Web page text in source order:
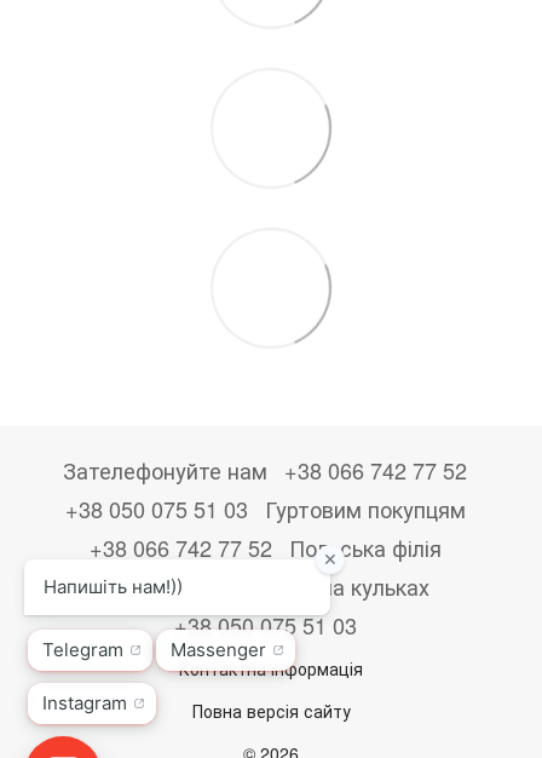
Зателефонуйте нам
+38 066 742 77 52
+38 050 075 51 03
Гуртовим покупцям
+38 066 742 77 52
Польська філія
+48533867723
Друк на кульках
+38 050 075 51 03
Контактна інформація
Повна версія сайту
© 2026